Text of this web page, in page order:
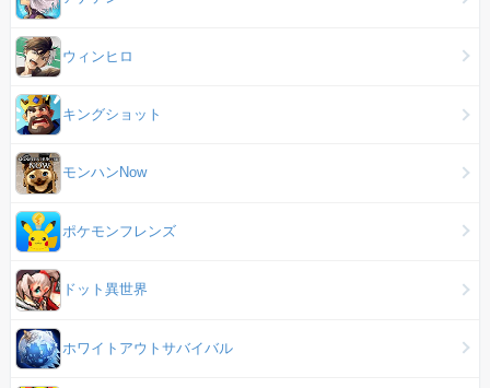
ウィンヒロ
キングショット
モンハンNow
ポケモンフレンズ
ドット異世界
ホワイトアウトサバイバル